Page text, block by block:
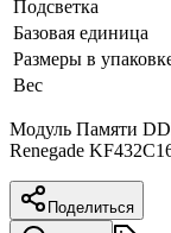
Подсветка
Базовая единица
Размеры в
Вес
Модуль Памяти
Renegade
Поделиться